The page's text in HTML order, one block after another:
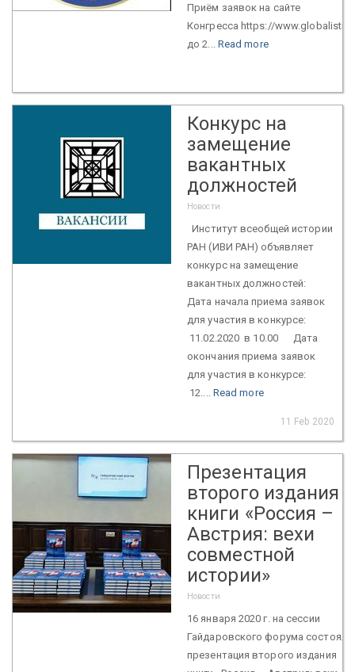
Приём заявок на сайте
Конгресса https://
до 2... Read more
Конкурс на
замещение
вакантных
должностей
Новости
Институт всеобщей истории
РАН (ИВИ РАН) объявляет
конкурс на замещение
вакантных должностей:
Дата начала приема заявок
для участия в конкурсе:
11.02.2020 в 10.00 Дата
окончания приема заявок
для участия в конкурсе:
12.... Read more
11 Feb 2020
Презентация
второго издания
книги «Россия –
Австрия: вехи
совместной
истории»
Новости
16 января 2020 г. на сессии
Гайдаровского форума
презентация второго издания